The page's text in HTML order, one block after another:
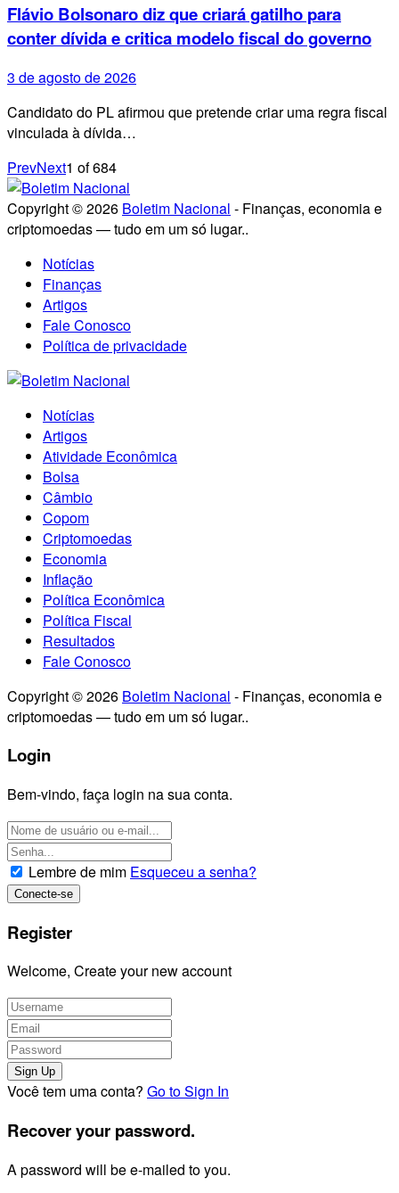
Flávio Bolsonaro diz que criará gatilho para
conter dívida e critica modelo fiscal do governo
3 de agosto de 2026
Candidato do PL afirmou que pretende criar uma regra fiscal
vinculada à dívida…
PrevNext1 of684
Copyright © 2026 Boletim Nacional - Finanças, economia e
criptomoedas — tudo em um só lugar..
Notícias
Finanças
Artigos
Fale Conosco
Política de privacidade
Notícias
Artigos
Atividade Econômica
Bolsa
Câmbio
Copom
Criptomoedas
Economia
Inflação
Política Econômica
Política Fiscal
Resultados
Fale Conosco
Copyright © 2026 Boletim Nacional - Finanças, economia e
criptomoedas — tudo em um só lugar..
Login
Bem-vindo, faça login na sua conta.
Lembre de mim Esqueceu a senha?
Register
Welcome, Create your new account
Você tem uma conta? Go to Sign In
Recover your password.
A password will be e-mailed to you.